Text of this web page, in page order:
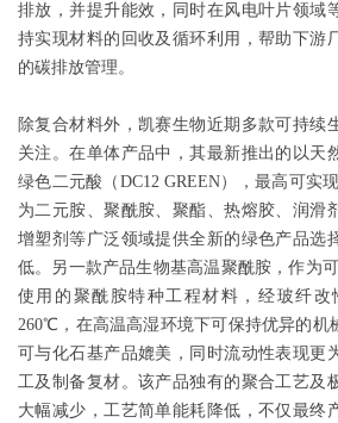
排放，并提升能效，同时在风电叶片领域
持实现材料的回收及循环利用，帮助下游
的碳排放管理。
除复合材料外，凯赛生物近期多款可持续
关注。在单体产品中，其最新推出的以天
绿色二元酸（DC12 GREEN），最高可实
为二元胺、聚酰胺、聚酯、热熔胶、润滑
增塑剂等广泛领域提供全新的绿色产品选
低。另一款产品生物基高温聚酰胺，作为
使用的聚酰胺特种工程材料，经玻纤
260℃，在高温高湿环境下可保持优异的机
可与化石基产品媲美，同时流动性表现更
工及制备复材。该产品独有的聚合工艺及
大幅减少，工艺简单能耗降低，不仅最终